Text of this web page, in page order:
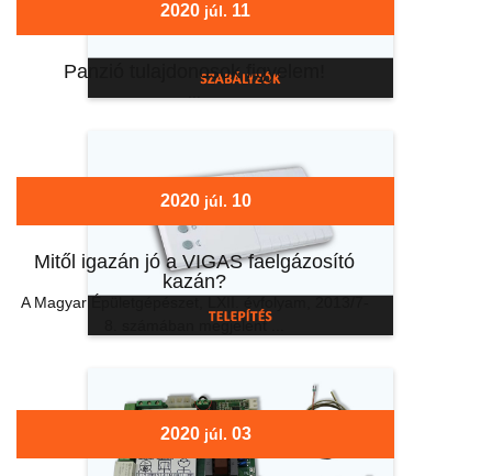
2020 júl. 11
Panzió tulajdonosok figyelem!
2020 júl. 10
Mitől igazán jó a VIGAS faelgázosító
kazán?
A Magyar Épületgépészet, LXII. évfolyam, 2013/7-
8. számában megjelent ...
2020 júl. 03